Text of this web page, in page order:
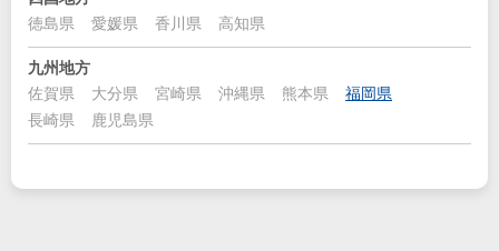
徳島県
愛媛県 香川県 高知県
九州地方
佐賀県
大分県 宮崎県 沖縄県 熊本県
福岡県
長崎県
鹿児島県